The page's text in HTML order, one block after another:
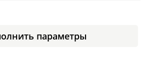
параметры